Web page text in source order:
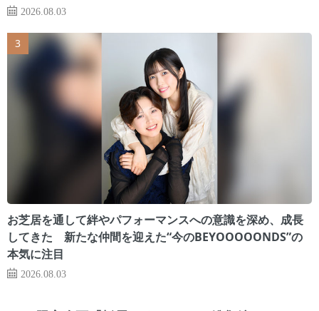
2026.08.03
お芝居を通して絆やパフォーマンスへの意識を深め、成長
してきた 新たな仲間を迎えた“今のBEYOOOOONDS”の
本気に注目
2026.08.03